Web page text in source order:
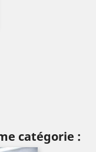
catégorie :